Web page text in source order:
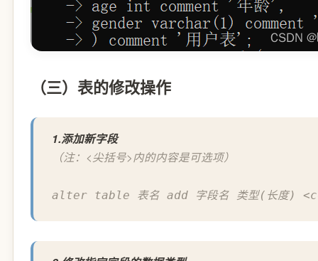
（三）表的修改操作
1.添加新字段
（注：<尖括号>内的内容是可选项）
alter table 表名 add 字段名 类型(长度)